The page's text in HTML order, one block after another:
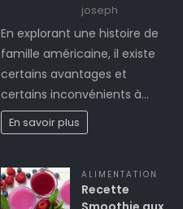
joseph
En explorant une histoire de
famille américaine, il existe
certains avantages et
certains inconvénients à…
En savoir plus
ALIMENTATION
Recette